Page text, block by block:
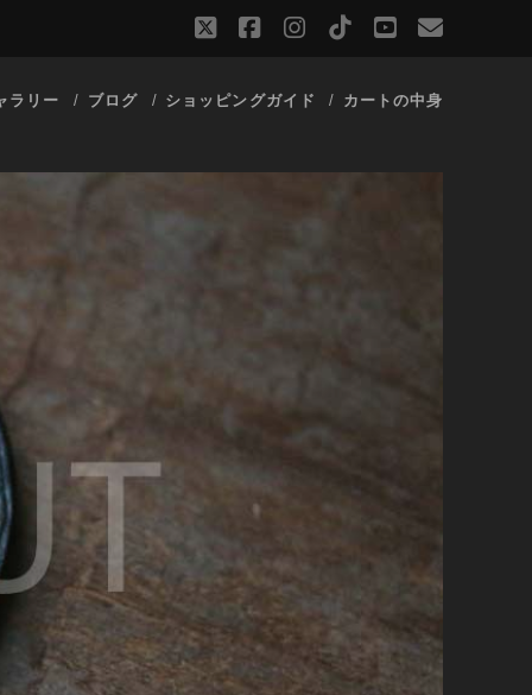
twitterfacebookinstagram
tiktokyoutube
email
ラリー ブログ ショッピングガイド カートの中身